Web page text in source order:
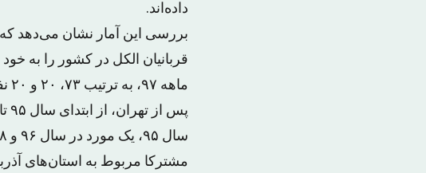
داده‌اند.
ماهه ۹۷، به ترتیب ۷۳، ۲۰ و ۲۰ نفر جان خود را از دست داده‌اند.